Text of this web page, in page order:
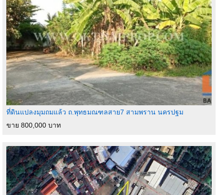
ที่ดินแปลงมุมถมแล้ว ถ.พุทธมณฑลสาย7 สามพราน นครปฐม
ขาย 800,000 บาท